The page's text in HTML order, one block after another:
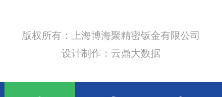
版权所有：上海博海聚精密钣金有限公司
设计制作：云鼎大数据